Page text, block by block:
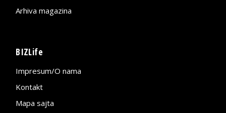
Arhiva magazina
BIZLife
Impresum/O nama
Kontakt
Mapa sajta